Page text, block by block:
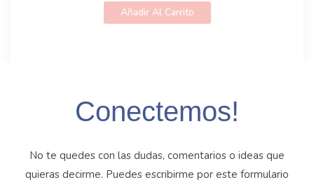
Añadir Al Carrito
Conectemos!
No te quedes con las dudas, comentarios o ideas que
quieras decirme. Puedes escribirme por este formulario